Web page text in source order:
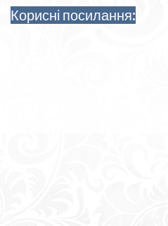
Корисні посилання: